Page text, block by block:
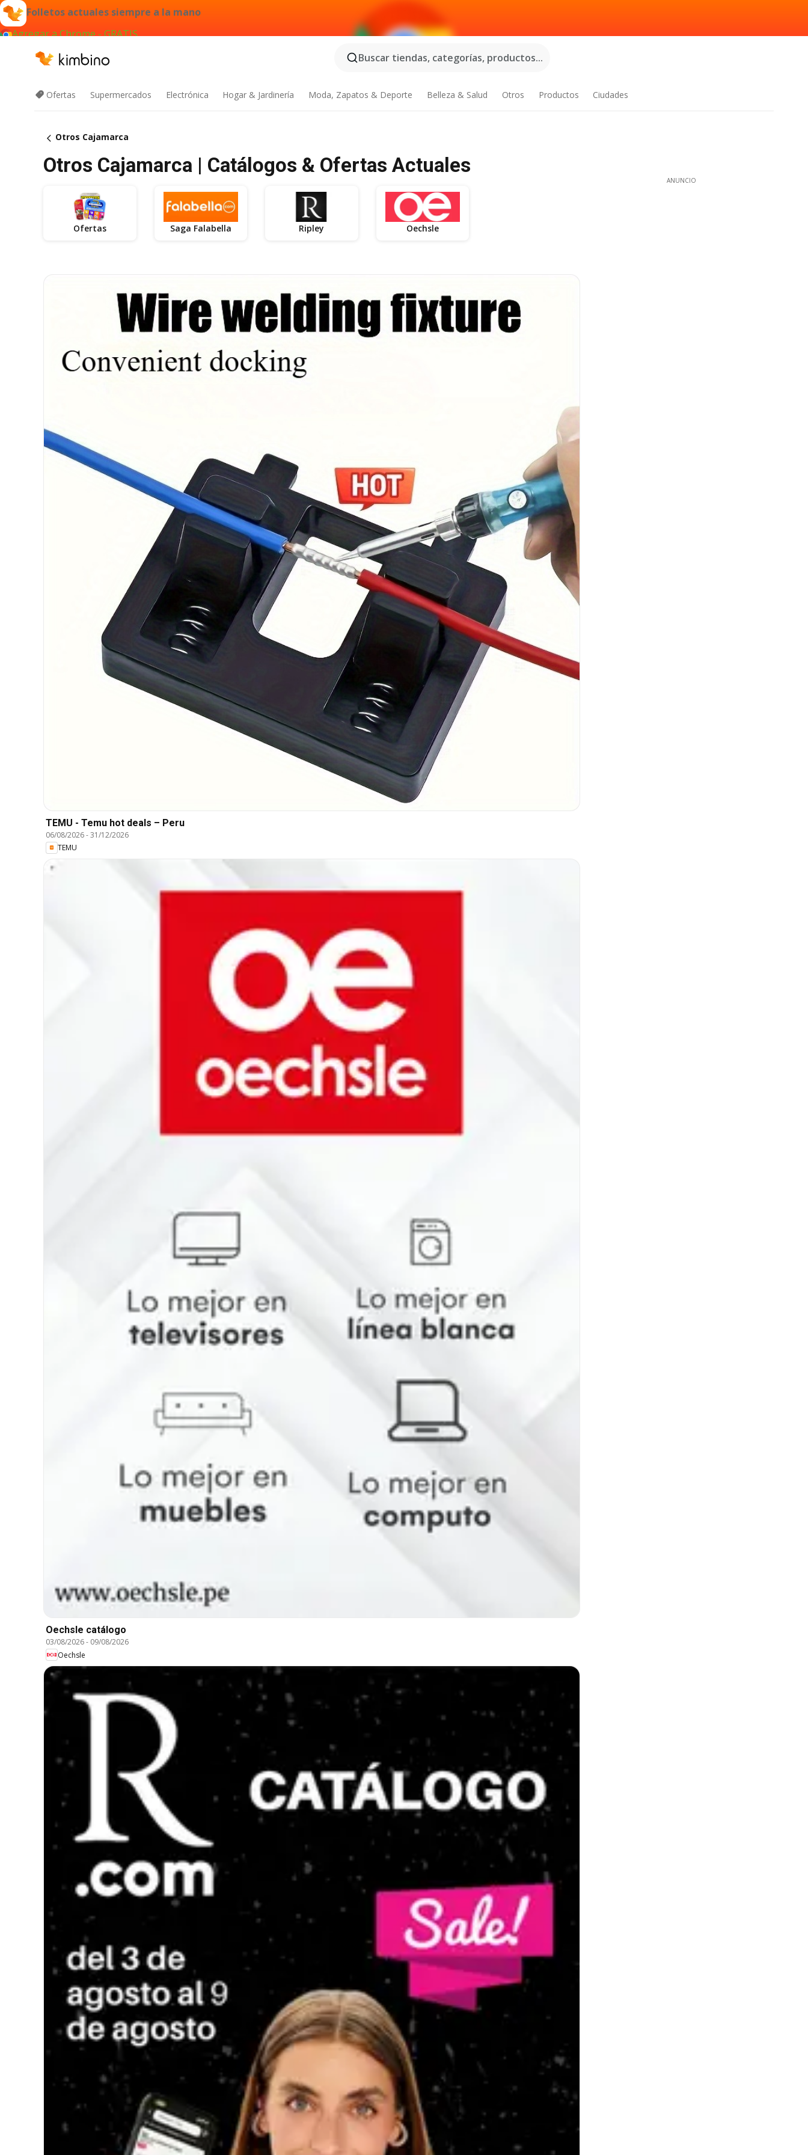
Folletos actuales siempre a la mano
Agregar a Chrome - GRATIS
Buscar tiendas, categorías, productos...
Ofertas Supermercados Electrónica Hogar & Jardinería Moda, Zapatos & Deporte Belleza & Salud Otros Productos Ciudades
Otros Cajamarca
Otros Cajamarca | Catálogos & Ofertas Actuales
Ofertas Saga Falabella Ripley Oechsle
TEMU - Temu hot deals – Peru
06/08/2026-31/12/2026
TEMU
Oechsle catálogo
03/08/2026- 09/08/2026
Oechsle
ANUNCIO